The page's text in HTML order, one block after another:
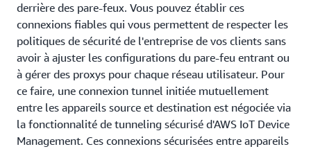
derrière des pare-feux. Vous pouvez établir ces
connexions fiables qui vous permettent de respecter les
politiques de sécurité de l'entreprise de vos clients sans
avoir à ajuster les configurations du pare-feu entrant ou
à gérer des proxys pour chaque réseau utilisateur. Pour
ce faire, une connexion tunnel initiée mutuellement
entre les appareils source et destination est négociée via
la fonctionnalité de tunneling sécurisé d'AWS IoT Device
Management. Ces connexions sécurisées entre appareils